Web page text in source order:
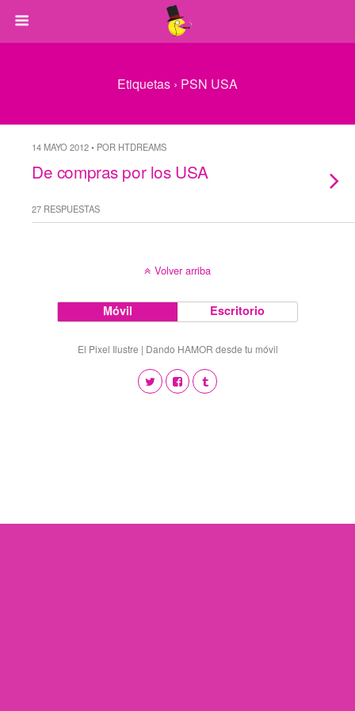
Etiquetas › PSN USA
14 MAYO 2012 • POR HTDREAMS
De compras por los USA
27 RESPUESTAS
Volver arriba
Móvil Escritorio
El Pixel Ilustre | Dando HAMOR desde tu móvil